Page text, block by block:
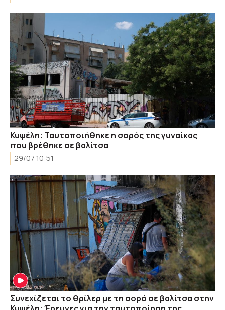
Κυψέλη: Ταυτοποιήθηκε η σορός της γυναίκας
που βρέθηκε σε βαλίτσα
29/07 10:51
Συνεχίζεται το θρίλερ με τη σορό σε βαλίτσα στην